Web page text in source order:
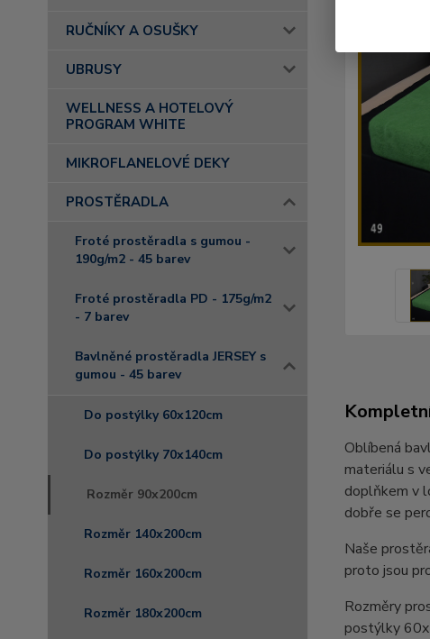
RUČNÍKY A OSUŠKY
UBRUSY
WELLNESS A HOTELOVÝ
PROGRAM WHITE
MIKROFLANELOVÉ DEKY
PROSTĚRADLA
Froté prostěradla s gumou -
190g/m2 - 45 barev
Froté prostěradla PD - 175g/m2
- 7 barev
Bavlněné prostěradla JERSEY s
gumou - 45 barev
Do postýlky 60x120cm
Do postýlky 70x140cm
Rozměr 90x200cm
Rozměr 140x200cm
Rozměr 160x200cm
Rozměr 180x200cm
Oblíbená
materiálu s
doplňkem v
dobře se
Naše
proto jsou
Rozměry
postýlky